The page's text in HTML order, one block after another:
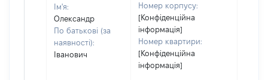
Ім'я:
Олександр
По батькові (за
наявності):
Іванович
Номер корпусу:
[Конфіденційна
інформація]
Номер квартири:
[Конфіденційна
інформація]